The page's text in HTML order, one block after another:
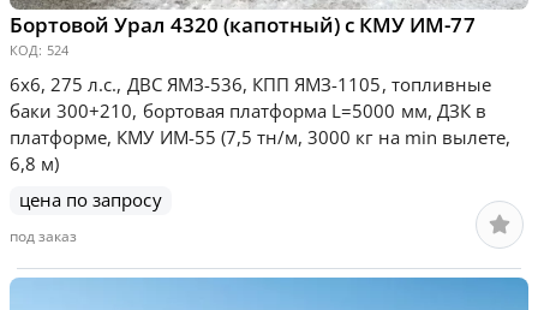
Бортовой Урал 4320 (капотный) с КМУ ИМ-77
КОД: 524
6х6, 275 л.с., ДВС ЯМЗ-536, КПП ЯМЗ-1105, топливные
баки 300+210, бортовая платформа L=5000 мм, ДЗК в
платформе, КМУ ИМ-55 (7,5 тн/м, 3000 кг на min вылете,
6,8 м)
цена по запросу
под заказ